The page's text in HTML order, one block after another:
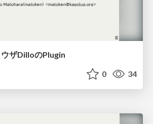
ザDilloのPlugin
0 34